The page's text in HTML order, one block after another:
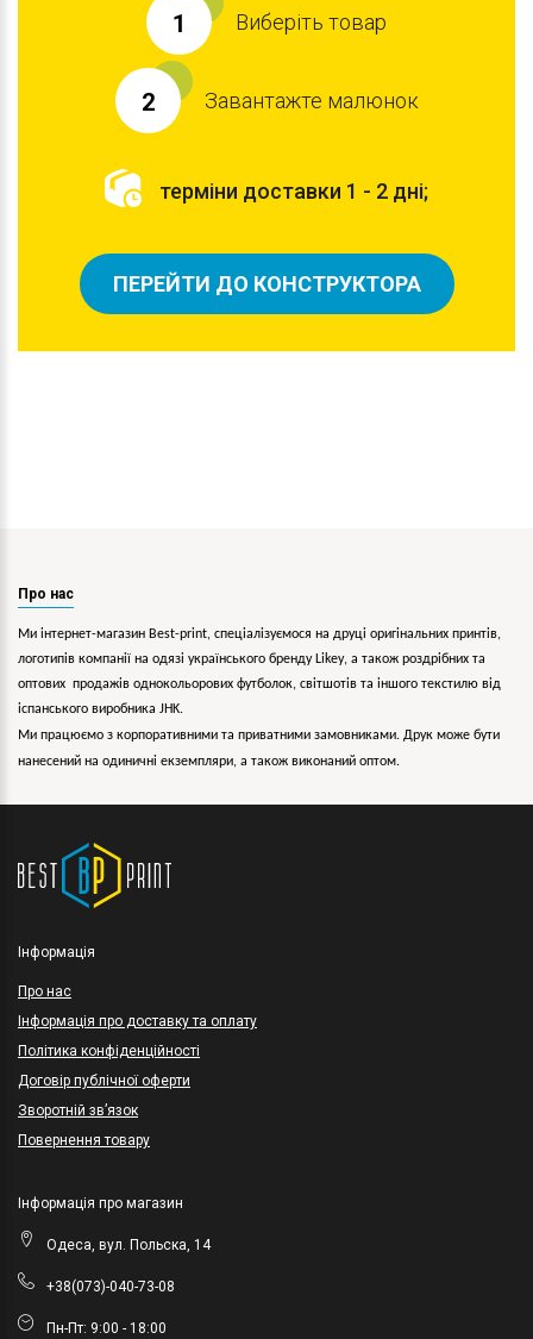
1 Виберіть товар
2 Завантажте малюнок
терміни доставки 1 - 2 дні;
ПЕРЕЙТИ ДО КОНСТРУКТОРА
Про нас
Ми інтернет-магазин Best-print, спеціалізуємося на друці оригінальних принтів,
логотипів компанії на одязі українського бренду Likey, а також роздрібних та
оптових продажів однокольорових футболок, світшотів та іншого текстилю від
іспанського виробника JHK.
Ми працюємо з корпоративними та приватними замовниками. Друк може бути
нанесений на одиничні екземпляри, а також виконаний оптом.
Інформація
Про нас
Інформація про доставку та оплату
Політика конфіденційності
Договір публічної оферти
Зворотній зв’язок
Повернення товару
Інформація про магазин
Одеса, вул. Польска, 14
+38(073)-040-73-08
Пн-Пт: 9:00 - 18:00